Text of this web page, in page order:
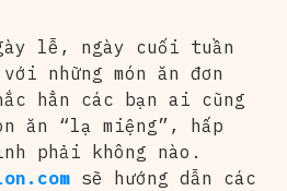
lễ, ngày cuối tuần
những món ăn đơn
hẳn các bạn ai cũng
ăn “lạ miệng”, hấp
phải không nào.
sẽ hướng dẫn các